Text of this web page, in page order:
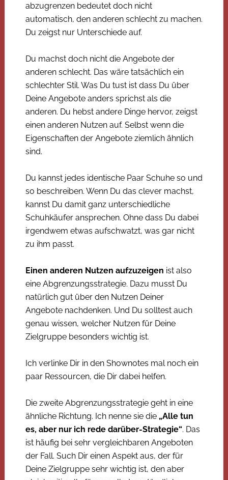
abzugrenzen bedeutet doch nicht
automatisch, den anderen schlecht zu machen.
Du zeigst nur Unterschiede auf.
Du machst doch nicht die Angebote der
anderen schlecht. Das wäre tatsächlich ein
schlechter Stil. Was Du tust ist dass Du über
Deine Angebote anders sprichst als die
anderen. Du hebst andere Dinge hervor, zeigst
einen anderen Nutzen auf. Selbst wenn die
Eigenschaften der Angebote ziemlich ähnlich
sind.
Du kannst jedes identische Paar Schuhe so und
so beschreiben. Wenn Du das clever machst,
kannst Du damit ganz unterschiedliche
Schuhkäufer ansprechen. Ohne dass Du dabei
irgendwem etwas aufschwatzt, was gar nicht
zu ihm passt.
Einen anderen Nutzen aufzuzeigen ist also
eine Abgrenzungsstrategie. Dazu musst Du
natürlich gut über den Nutzen Deiner
Angebote nachdenken. Und Du solltest auch
genau wissen, welcher Nutzen für Deine
Zielgruppe besonders wichtig ist.
Ich verlinke Dir in den Shownotes mal noch ein
paar Ressourcen, die Dir dabei helfen.
Die zweite Abgrenzungsstrategie geht in eine
ähnliche Richtung. Ich nenne sie die „Alle tun
es, aber nur ich rede darüber-Strategie“. Das
ist häufig bei sehr vergleichbaren Angeboten
der Fall. Such Dir einen Aspekt aus, der für
Deine Zielgruppe sehr wichtig ist, den aber